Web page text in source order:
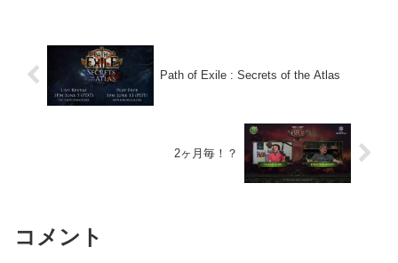
Path of Exile : Secrets of the Atlas
2ヶ月毎！？
コメント